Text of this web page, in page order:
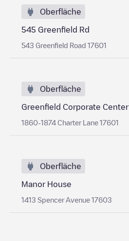
Oberfläche
545 Greenfield Rd
543 Greenfield Road 17601
Oberfläche
Greenfield Corporate Center
1860-1874 Charter Lane 17601
Oberfläche
Manor House
1413 Spencer Avenue 17603